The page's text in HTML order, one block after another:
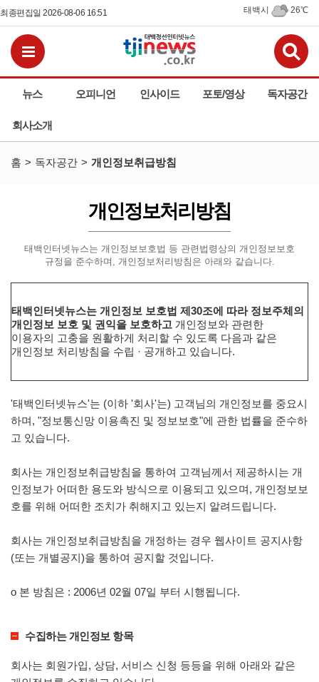
최종편집일 2026-08-06 16:51 태백시 26℃
뉴스 오피니언 인사이드 포토/영상 독자공간
회사소개
홈 독자공간 개인정보취급방침
개인정보처리방침
태백인터넷뉴스는 개인정보보호법 등 관련법령상의 개인정보보호
규정을 준수하며, 개인정보처리방침은 아래와 같습니다.
태백인터넷뉴스는 개인정보 보호법 제30조에 따라 정보주체의
개인정보 보호 및 권익을 보호하고 개인정보와 관련한
이용자의 고충을 원활하게 처리할 수 있도록 다음과 같은
개인정보 처리방침을 수립 · 공개하고 있습니다.
'태백인터넷뉴스'는 (이하 '회사'는) 고객님의 개인정보를 중요시
하며, "정보통신망 이용촉진 및 정보보호"에 관한 법률을 준수하
고 있습니다.
회사는 개인정보취급방침을 통하여 고객님께서 제공하시는 개
인정보가 어떠한 용도와 방식으로 이용되고 있으며, 개인정보보
호를 위해 어떠한 조치가 취해지고 있는지 알려드립니다.
회사는 개인정보취급방침을 개정하는 경우 웹사이트 공지사항
(또는 개별공지)을 통하여 공지할 것입니다.
ο 본 방침은 : 2006년 02월 07일 부터 시행됩니다.
수집하는 개인정보 항목
회사는 회원가입, 상담, 서비스 신청 등등을 위해 아래와 같은